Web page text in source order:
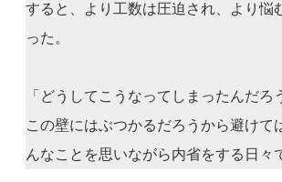
すると、より工数は圧迫され、より悩
った。
「どうしてこうなってしまったんだ
この壁にはぶつかるだろうから避けて
んなことを思いながら内省をする日々